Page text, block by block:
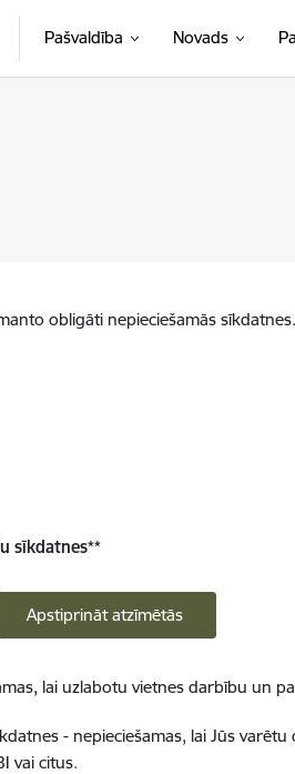
Pašvaldība Novads
obligāti nepieciešamās
sīkdatnes**
Apstiprināt atzīmētās
lai uzlabotu vietnes darbību un
- nepieciešamas, lai Jūs
vai citus.